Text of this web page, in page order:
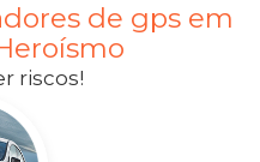
de gps em
riscos!